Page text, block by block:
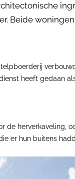
Beide
heeft gedaan
de herverkaveling,
er hun buitens